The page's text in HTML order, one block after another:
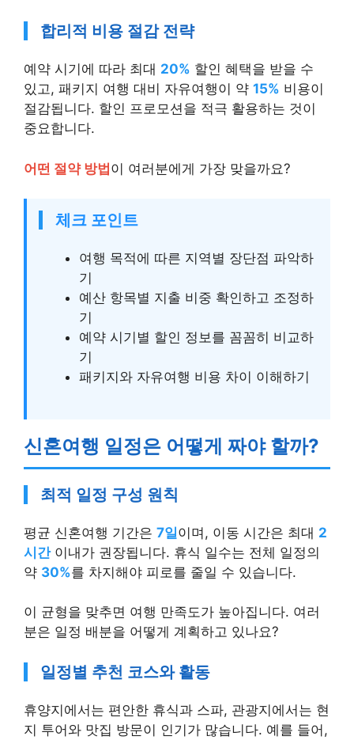
합리적 비용 절감 전략
예약 시기에 따라 최대 20% 할인 혜택을 받을 수
있고, 패키지 여행 대비 자유여행이 약 15% 비용이
절감됩니다. 할인 프로모션을 적극 활용하는 것이
중요합니다.
어떤 절약 방법이 여러분에게 가장 맞을까요?
체크 포인트
여행 목적에 따른 지역별 장단점 파악하
기
예산 항목별 지출 비중 확인하고 조정하
기
예약 시기별 할인 정보를 꼼꼼히 비교하
기
패키지와 자유여행 비용 차이 이해하기
신혼여행 일정은 어떻게 짜야 할까?
최적 일정 구성 원칙
평균 신혼여행 기간은 7일이며, 이동 시간은 최대 2
시간이내가 권장됩니다. 휴식 일수는 전체 일정의
약 30%를 차지해야 피로를 줄일 수 있습니다.
이 균형을 맞추면 여행 만족도가 높아집니다. 여러
분은 일정 배분을 어떻게 계획하고 있나요?
일정별 추천 코스와 활동
휴양지에서는 편안한 휴식과 스파, 관광지에서는 현
지 투어와 맛집 방문이 인기가 많습니다. 예를 들어,